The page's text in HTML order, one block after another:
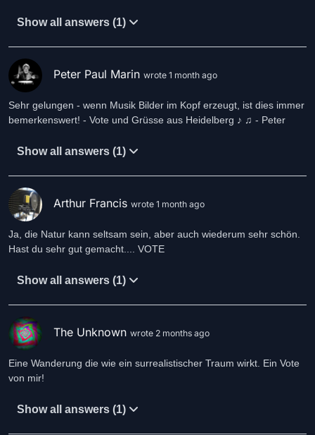
Show all answers (1)
Peter Paul Marin wrote 1 month ago
Sehr gelungen - wenn Musik Bilder im Kopf erzeugt, ist dies immer
bemerkenswert! - Vote und Grüsse aus Heidelberg ♪ ♫ - Peter
Show all answers (1)
Arthur Francis wrote 1 month ago
Ja, die Natur kann seltsam sein, aber auch wiederum sehr schön.
Hast du sehr gut gemacht.... VOTE
Show all answers (1)
The Unknown wrote 2 months ago
Eine Wanderung die wie ein surrealistischer Traum wirkt. Ein Vote
von mir!
Show all answers (1)